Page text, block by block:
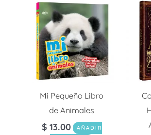
Mi Pequeño Libro
de Animales
$ 13.00
AÑADIR